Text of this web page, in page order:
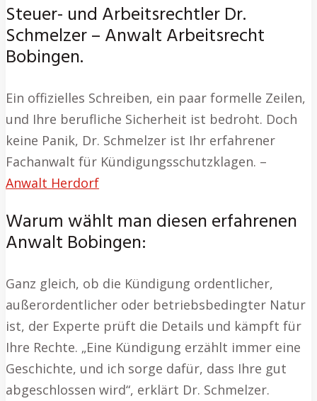
Steuer- und Arbeitsrechtler Dr.
Schmelzer – Anwalt Arbeitsrecht
Bobingen.
Ein offizielles Schreiben, ein paar formelle Zeilen,
und Ihre berufliche Sicherheit ist bedroht. Doch
keine Panik, Dr. Schmelzer ist Ihr erfahrener
Fachanwalt für Kündigungsschutzklagen. –
Anwalt Herdorf
Warum wählt man diesen erfahrenen
Anwalt Bobingen:
Ganz gleich, ob die Kündigung ordentlicher,
außerordentlicher oder betriebsbedingter Natur
ist, der Experte prüft die Details und kämpft für
Ihre Rechte. „Eine Kündigung erzählt immer eine
Geschichte, und ich sorge dafür, dass Ihre gut
abgeschlossen wird“, erklärt Dr. Schmelzer.